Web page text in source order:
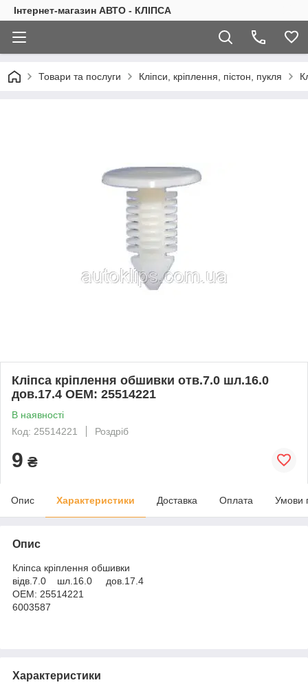
Інтернет-магазин АВТО - КЛІПСА
Товари та послуги Кліпси, кріплення, пістон, пукля
Кліпса кріплення обшивки отв.7.0 шл.16.0
дов.17.4 OЕМ: 25514221
В наявності
Код: 25514221
Роздріб
9 ₴
Опис Характеристики Доставка Оплата Умови
Опис
Кліпса кріплення обшивки
відв.7.0 шл.16.0 дов.17.4
OEM: 25514221
6003587
Характеристики